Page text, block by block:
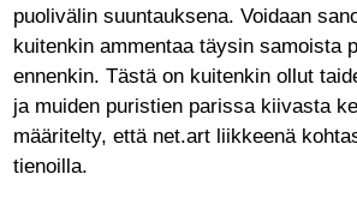
puolivälin suuntauksena. Voidaan
kuitenkin ammentaa täysin samoista
ennenkin. Tästä on kuitenkin ollut
ja muiden puristien parissa kiivasta
määritelty, että net.art liikkeenä
tienoilla.